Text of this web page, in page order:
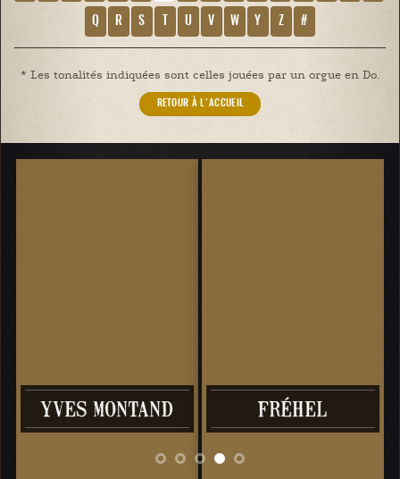
Q R S U V W Y Z #
* Les tonalités indiquées sont celles jouées par un orgue en Do.
RETOUR À L'ACCUEIL
YVES MONTAND FRÉHEL